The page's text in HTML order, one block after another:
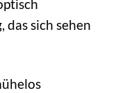
das sich sehen